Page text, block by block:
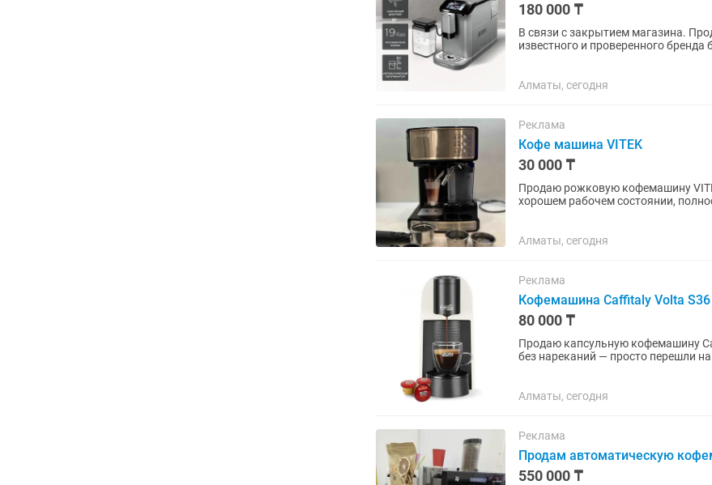
180 000 ₸
В связи с закрытием магазина.
известного и проверенного
Алматы, сегодня
Реклама
Кофе машина VITEK
30 000 ₸
Продаю рожковую кофемашину VITEK с
хорошем рабочем состоянии,
Алматы, сегодня
Реклама
Кофемашина Caffitaly Volta
80 000 ₸
Продаю капсульную кофемашину
без нареканий — просто перешли на другой формат
Алматы, сегодня
Реклама
Продам автоматическую
550 000 ₸